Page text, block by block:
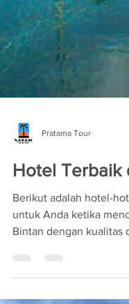
Pratama Tour
Hotel Terbaik
Berikut adalah hotel-
The...